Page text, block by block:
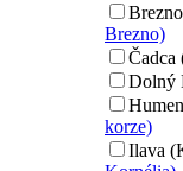
Brezno)
Čadca
Dolný
korze)
Ilava